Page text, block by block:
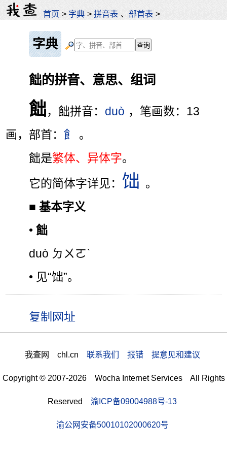
首页 > 字典 >拼音表 、部首表 >
字典
飿的拼音、意思、组词
飿，飿拼音： duò ，笔画数：13
画，部首：飠
。
飿是繁体、异体字。
它的简体字详见： 饳 。
■基本字义
•飿
duò ㄉㄨㄛˋ
• 见“饳”。
我查网 chl.cn 联系我们 报错 提意见和建议
Copyright © 2007-2026 Wocha Internet Services All Rights
Reserved 渝ICP备09004988号-13
渝公网安备50010102000620号